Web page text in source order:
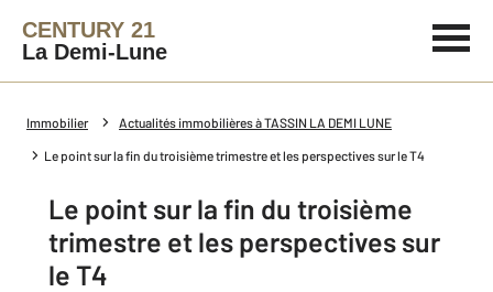
CENTURY 21
La Demi-Lune
Immobilier Actualités immobilières à TASSIN LA DEMI LUNE
Le point sur la fin du troisième trimestre et les perspectives sur le T4
Le point sur la fin du troisième
trimestre et les perspectives sur
le T4